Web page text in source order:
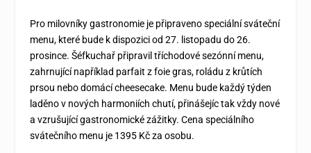
Pro milovníky gastronomie je připraveno speciální sváteční
menu, které bude k dispozici od 27. listopadu do 26.
prosince. Šéfkuchař připravil tříchodové sezónní menu,
zahrnující například parfait z foie gras, roládu z krůtích
prsou nebo domácí cheesecake. Menu bude každý týden
laděno v nových harmoniích chutí, přinášejíc tak vždy nové
a vzrušující gastronomické zážitky. Cena speciálního
svátečního menu je 1395 Kč za osobu.